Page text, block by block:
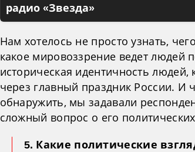
радио «Звезда»
Нам хотелось не просто узнать,
какое мировоззрение ведет людей
историческая идентичность
через главный праздник России. И
обнаружить, мы задавали
сложный вопрос о его политических
5. Какие политические